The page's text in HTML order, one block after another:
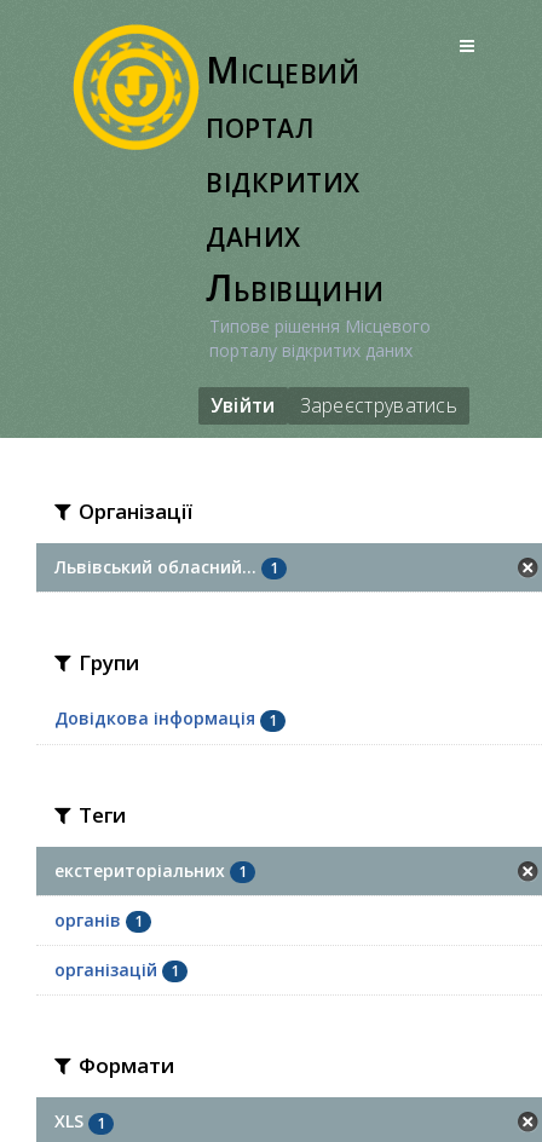
Місцевий
портал
відкритих
даних
Львівщини
Типове рішення Місцевого
порталу відкритих даних
Увійти Зареєструватись
Організації
Львівський обласний... 1
Групи
Довідкова інформація 1
Теги
екстериторіальних 1
органів 1
організацій 1
Формати
XLS 1